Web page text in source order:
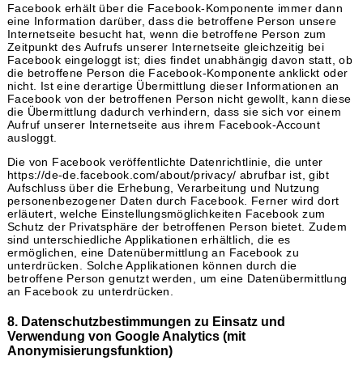
Facebook erhält über die Facebook-Komponente immer dann
eine Information darüber, dass die betroffene Person unsere
Internetseite besucht hat, wenn die betroffene Person zum
Zeitpunkt des Aufrufs unserer Internetseite gleichzeitig bei
Facebook eingeloggt ist; dies findet unabhängig davon statt, ob
die betroffene Person die Facebook-Komponente anklickt oder
nicht. Ist eine derartige Übermittlung dieser Informationen an
Facebook von der betroffenen Person nicht gewollt, kann diese
die Übermittlung dadurch verhindern, dass sie sich vor einem
Aufruf unserer Internetseite aus ihrem Facebook-Account
ausloggt.
Die von Facebook veröffentlichte Datenrichtlinie, die unter
https://de-de.facebook.com/about/privacy/ abrufbar ist, gibt
Aufschluss über die Erhebung, Verarbeitung und Nutzung
personenbezogener Daten durch Facebook. Ferner wird dort
erläutert, welche Einstellungsmöglichkeiten Facebook zum
Schutz der Privatsphäre der betroffenen Person bietet. Zudem
sind unterschiedliche Applikationen erhältlich, die es
ermöglichen, eine Datenübermittlung an Facebook zu
unterdrücken. Solche Applikationen können durch die
betroffene Person genutzt werden, um eine Datenübermittlung
an Facebook zu unterdrücken.
8. Datenschutzbestimmungen zu Einsatz und
Verwendung von Google Analytics (mit
Anonymisierungsfunktion)